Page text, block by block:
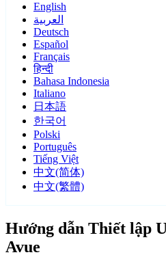
English
العربية
Deutsch
Español
Français
हिन्दी
Bahasa Indonesia
Italiano
日本語
한국어
Polski
Português
Tiếng Việt
中文(简体)
中文(繁體)
Hướng dẫn Thiết lập
Avue